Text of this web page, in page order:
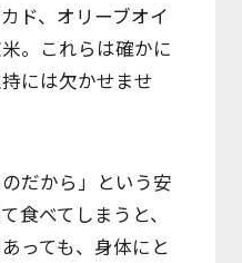
ド、オリーブオイ
。これらは確かに
には欠かせませ
だから」という安
食べてしまうと、
っても、身体にと